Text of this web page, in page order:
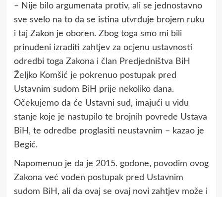
– Nije bilo argumenata protiv, ali se jednostavno
sve svelo na to da se istina utvrđuje brojem ruku
i taj Zakon je oboren. Zbog toga smo mi bili
prinuđeni izraditi zahtjev za ocjenu ustavnosti
odredbi toga Zakona i član Predjedništva BiH
Željko Komšić je pokrenuo postupak pred
Ustavnim sudom BiH prije nekoliko dana.
Očekujemo da će Ustavni sud, imajući u vidu
stanje koje je nastupilo te brojnih povrede Ustava
BiH, te odredbe proglasiti neustavnim – kazao je
Begić.
Napomenuo je da je 2015. godone, povodim ovog
Zakona već vođen postupak pred Ustavnim
sudom BiH, ali da ovaj se ovaj novi zahtjev može i